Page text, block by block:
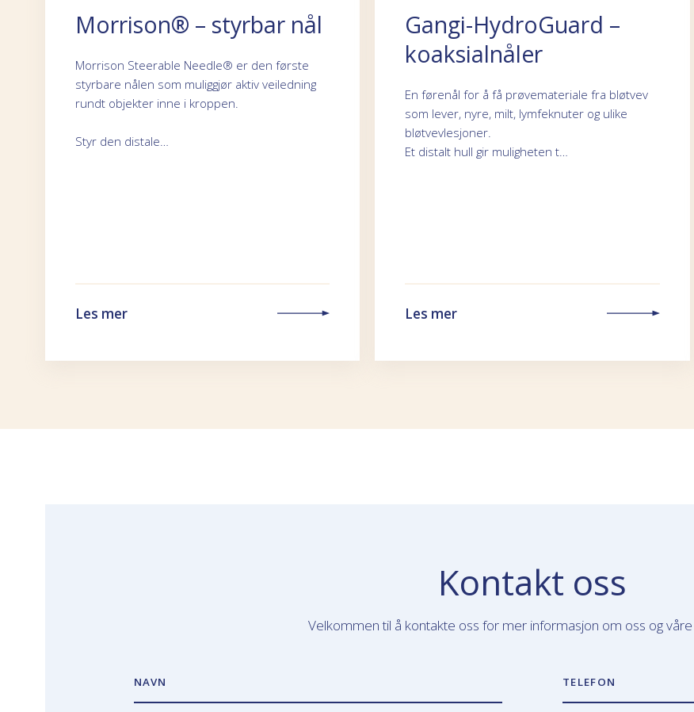
Morrison® – styrbar nål
Morrison Steerable Needle® er den første
styrbare nålen som muliggjør aktiv veiledning
rundt objekter inne i kroppen.
Styr den distale…
Les mer
Gangi-HydroGuard –
koaksialnåler
En førenål for å få prøvemateriale fra bløtvev
som lever, nyre, milt, lymfeknuter og ulike
bløtvevlesjoner.
Et distalt hull gir muligheten t…
Les mer
Kontakt oss
Velkommen til å kontakte oss for mer informasjon om oss og
NAVN TELEFON